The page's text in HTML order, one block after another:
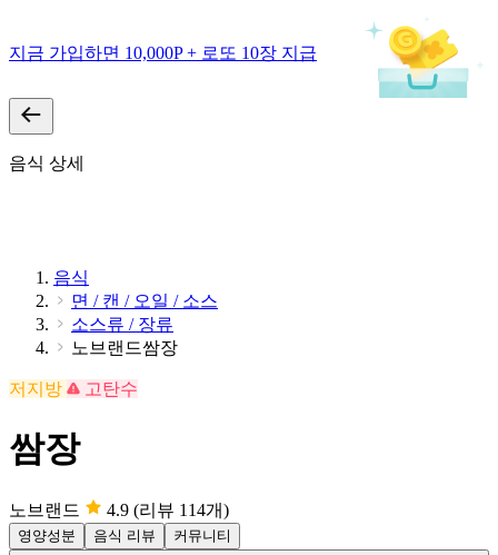
지금 가입하면 10,000P + 로또 10장 지급
음식 상세
음식
면 / 캔 / 오일 / 소스
소스류 / 장류
노브랜드쌈장
저지방 고탄수
쌈장
노브랜드 4.9 (리뷰 114개)
영양성분 음식 리뷰 커뮤니티